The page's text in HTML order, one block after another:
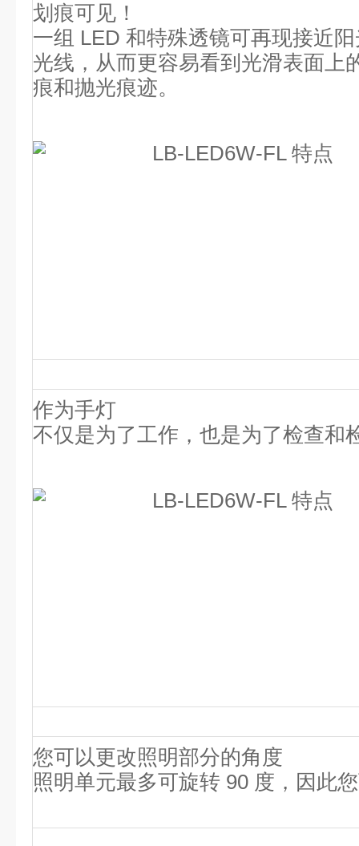
划痕可见！
一组 LED 和特殊透镜可再现接近
光线，从而更容易看到光滑表面上
痕和抛光痕迹。
作为手灯
不仅是为了工作，也是为了检查和
您可以更改照明部分的角度
照明单元最多可旋转 90 度，因此